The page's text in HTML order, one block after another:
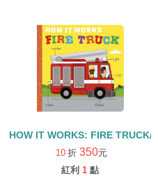
HOW IT WORKS: FIRE TRUCK/
10 折 350元
紅利 1 點